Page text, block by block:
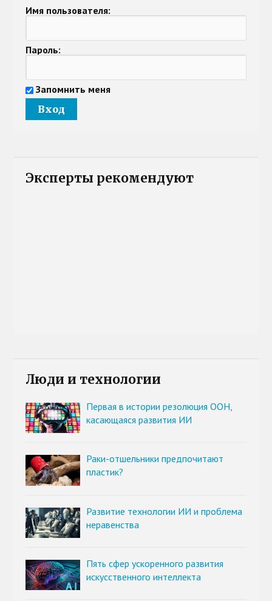
Имя пользователя:
Пароль:
Запомнить меня
Эксперты рекомендуют
Люди и технологии
Первая в истории резолюция ООН,
касающаяся развития ИИ
Раки-отшельники предпочитают
пластик?
Развитие технологии ИИ и проблема
неравенства
Пять сфер ускоренного развития
искусственного интеллекта